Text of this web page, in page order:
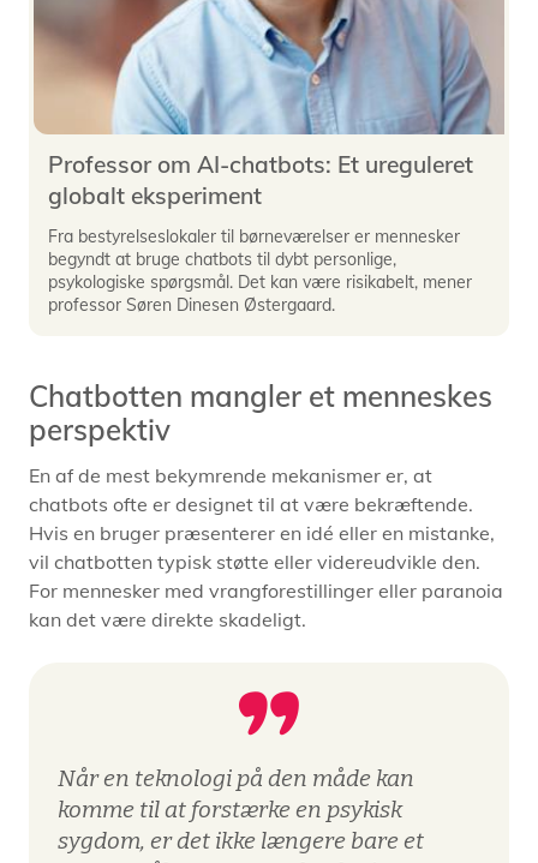
Professor om AI-chatbots: Et ureguleret
globalt eksperiment
Fra bestyrelseslokaler til børneværelser er mennesker
begyndt at bruge chatbots til dybt personlige,
psykologiske spørgsmål. Det kan være risikabelt, mener
professor Søren Dinesen Østergaard.
Chatbotten mangler et menneskes
perspektiv
En af de mest bekymrende mekanismer er, at
chatbots ofte er designet til at være bekræftende.
Hvis en bruger præsenterer en idé eller en mistanke,
vil chatbotten typisk støtte eller videreudvikle den.
For mennesker med vrangforestillinger eller paranoia
kan det være direkte skadeligt.
Når en teknologi på den måde kan
komme til at forstærke en psykisk
sygdom, er det ikke længere bare et